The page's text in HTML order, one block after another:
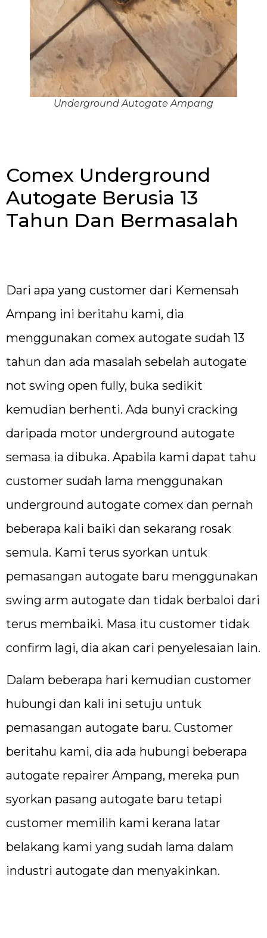
Underground Autogate Ampang
Comex Underground
Autogate Berusia 13
Tahun Dan Bermasalah
Dari apa yang customer dari Kemensah
Ampang ini beritahu kami, dia
menggunakan comex autogate sudah 13
tahun dan ada masalah sebelah autogate
not swing open fully, buka sedikit
kemudian berhenti. Ada bunyi cracking
daripada motor underground autogate
semasa ia dibuka. Apabila kami dapat tahu
customer sudah lama menggunakan
underground autogate comex dan pernah
beberapa kali baiki dan sekarang rosak
semula. Kami terus syorkan untuk
pemasangan autogate baru menggunakan
swing arm autogate dan tidak berbaloi dari
terus membaiki. Masa itu customer tidak
confirm lagi, dia akan cari penyelesaian lain.
Dalam beberapa hari kemudian customer
hubungi dan kali ini setuju untuk
pemasangan autogate baru. Customer
beritahu kami, dia ada hubungi beberapa
autogate repairer Ampang, mereka pun
syorkan pasang autogate baru tetapi
customer memilih kami kerana latar
belakang kami yang sudah lama dalam
industri autogate dan menyakinkan.